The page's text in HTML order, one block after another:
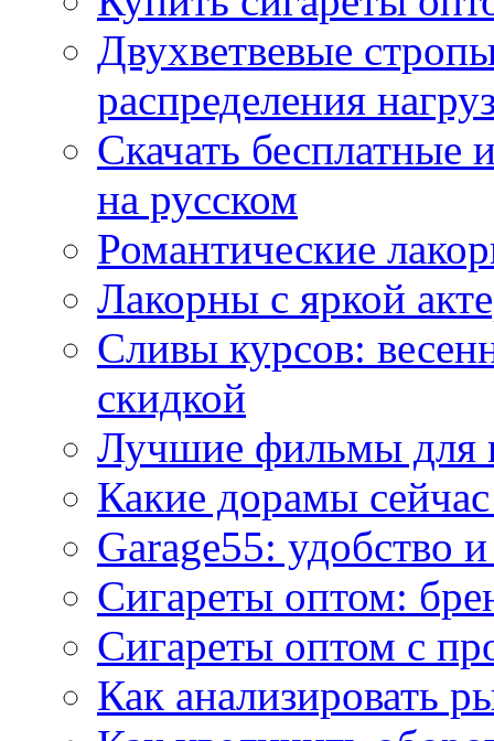
Двухветвевые
распределения
Скачать
на русском
Романтические
Лакорны с яркой
Сливы курсов:
скидкой
Лучшие фильмы для
Какие дорамы
Garage55: удобство
Сигареты оптом:
Сигареты оптом с
Как анализировать